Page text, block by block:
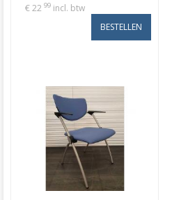
€ 22 99incl. btw